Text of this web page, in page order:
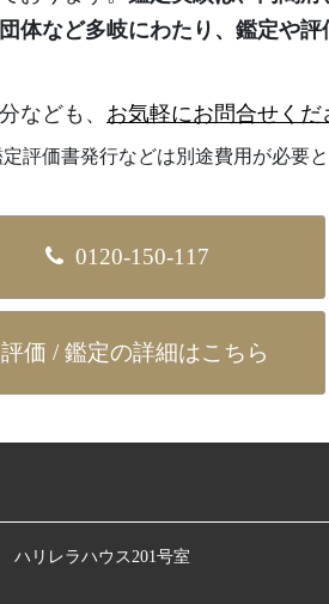
体など多岐にわたり、鑑定や
なども、 お気軽にお問合せくだ
評価書発行などは別途費用が必要と
0120-150-117
価 / 鑑定の詳細はこちら
ハリレラハウス201号室